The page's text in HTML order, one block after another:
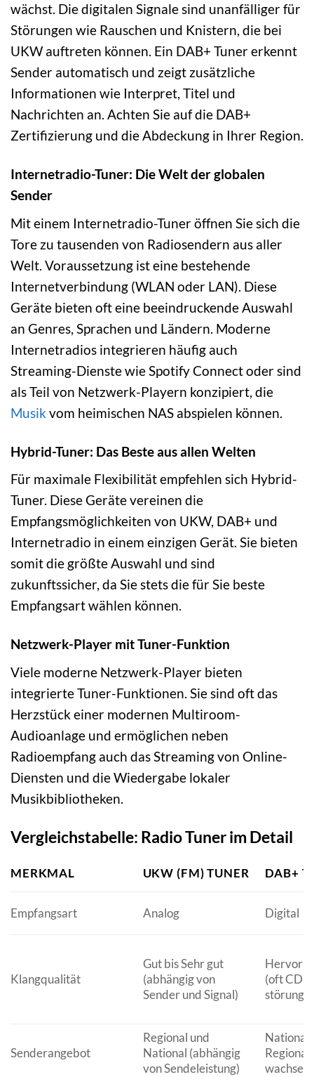
wächst. Die digitalen Signale sind unanfälliger für
Störungen wie Rauschen und Knistern, die bei
UKW auftreten können. Ein DAB+ Tuner erkennt
Sender automatisch und zeigt zusätzliche
Informationen wie Interpret, Titel und
Nachrichten an. Achten Sie auf die DAB+
Zertifizierung und die Abdeckung in Ihrer Region.
Internetradio-Tuner: Die Welt der globalen
Sender
Mit einem Internetradio-Tuner öffnen Sie sich die
Tore zu tausenden von Radiosendern aus aller
Welt. Voraussetzung ist eine bestehende
Internetverbindung (WLAN oder LAN). Diese
Geräte bieten oft eine beeindruckende Auswahl
an Genres, Sprachen und Ländern. Moderne
Internetradios integrieren häufig auch
Streaming-Dienste wie Spotify Connect oder sind
als Teil von Netzwerk-Playern konzipiert, die
Musik vom heimischen NAS abspielen können.
Hybrid-Tuner: Das Beste aus allen Welten
Für maximale Flexibilität empfehlen sich Hybrid-
Tuner. Diese Geräte vereinen die
Empfangsmöglichkeiten von UKW, DAB+ und
Internetradio in einem einzigen Gerät. Sie bieten
somit die größte Auswahl und sind
zukunftssicher, da Sie stets die für Sie beste
Empfangsart wählen können.
Netzwerk-Player mit Tuner-Funktion
Viele moderne Netzwerk-Player bieten
integrierte Tuner-Funktionen. Sie sind oft das
Herzstück einer modernen Multiroom-
Audioanlage und ermöglichen neben
Radioempfang auch das Streaming von Online-
Diensten und die Wiedergabe lokaler
Musikbibliotheken.
Vergleichstabelle: Radio Tuner im Detail
MERKMAL UKW (FM) TUNER DAB+
Empfangsart Analog Digital
Klangqualität
Gut bis Sehr gut
(abhängig von
Sender und Signal)
(oft CD-
Senderangebot
Regional und
National (abhängig
von Sendeleistung)
National
Regional